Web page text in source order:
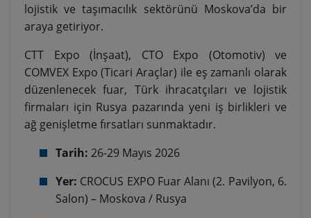
lojistik ve taşımacılık sektörünü Moskova’da bir
araya getiriyor.
CTT Expo (İnşaat), CTO Expo (Otomotiv) ve
COMVEX Expo (Ticari Araçlar) ile eş zamanlı olarak
düzenlenecek fuar, Türk ihracatçıları ve lojistik
firmaları için Rusya pazarında yeni iş birlikleri ve
ağ genişletme fırsatları sunmaktadır.
Tarih: 26-29 Mayıs 2026
Yer: CROCUS EXPO Fuar Alanı (2. Pavilyon, 6.
Salon) – Moskova / Rusya